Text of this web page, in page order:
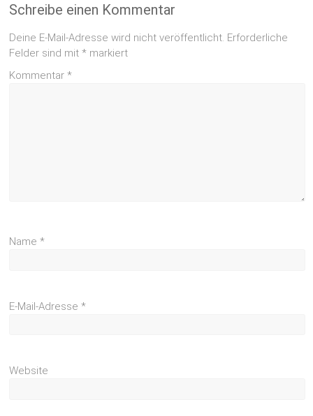
Schreibe einen Kommentar
Deine E-Mail-Adresse wird nicht veröffentlicht. Erforderliche
Felder sind mit* markiert
Kommentar*
Name*
E-Mail-Adresse*
Website